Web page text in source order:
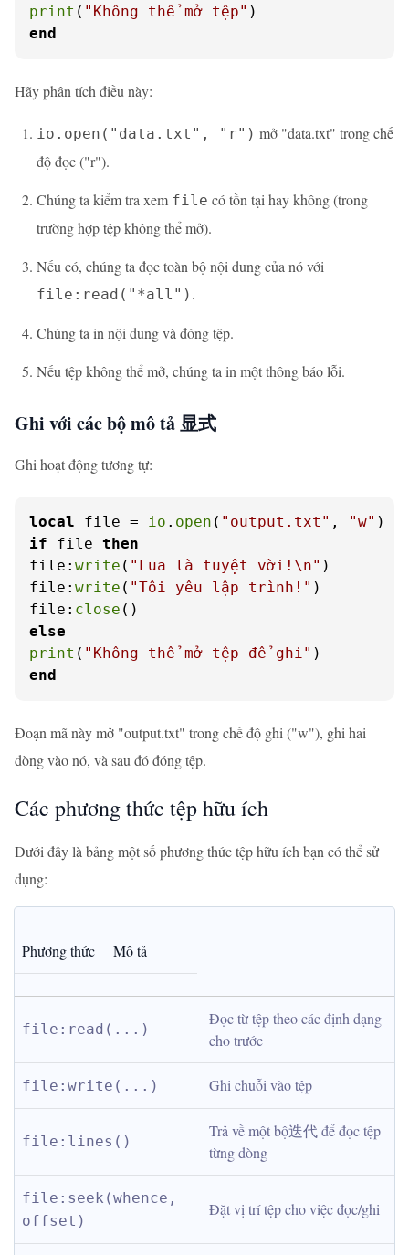
print ( "Không thể mở tệp"
end
Hãy phân tích điều này:
io.open("data.txt", "r") mở "data.txt" trong chế
độ đọc ("r").
Chúng ta kiểm tra xem file có tồn tại hay không (trong
trường hợp tệp không thể mở).
Nếu có, chúng ta đọc toàn bộ nội dung của nó với
file:read("*all") .
Chúng ta in nội dung và đóng tệp.
Nếu tệp không thể mở, chúng ta in một thông báo lỗi.
Ghi với các bộ mô tả 显式
Ghi hoạt động tương tự:
local file = io . open ( "output.txt" , "w"
if file then
file: write ( "Lua là tuyệt vời!\n" )
file: write ( "Tôi yêu lập trình!" )
file: close
else
print ( "Không thể mở tệp để ghi"
end
Đoạn mã này mở "output.txt" trong chế độ ghi ("w"), ghi hai
dòng vào nó, và sau đó đóng tệp.
Các phương thức tệp hữu ích
Dưới đây là bảng một số phương thức tệp hữu ích bạn có thể sử
dụng:
Phương thức Mô tả
file:read(...)
Đọc từ tệp theo các định dạng
cho trước
file:write(...) Ghi chuỗi vào tệp
file:lines()
Trả về một bộ迭代 để đọc tệp
từng dòng
file:seek(whence,
offset)
Đặt vị trí tệp cho việc đọc/ghi